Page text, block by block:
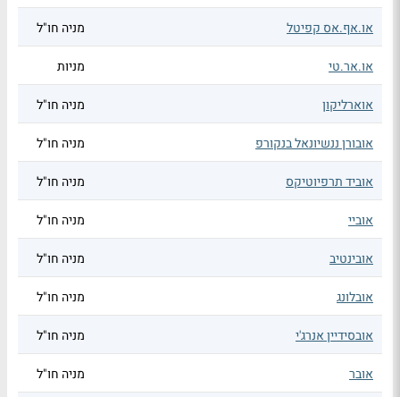
או.אף.אס קפיטל מניה חו"ל
או.אר.טי מניות
אוארליקון מניה חו"ל
אובורן ננשיונאל בנקורפ מניה חו"ל
אוביד תרפיוטיקס מניה חו"ל
אוביי מניה חו"ל
אובינטיב מניה חו"ל
אובלונג מניה חו"ל
אובסידיין אנרג'י מניה חו"ל
אובר מניה חו"ל